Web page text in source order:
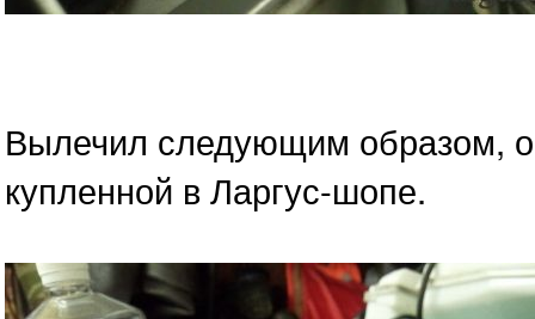
Вылечил следующим образом,
купленной в Ларгус-шопе.